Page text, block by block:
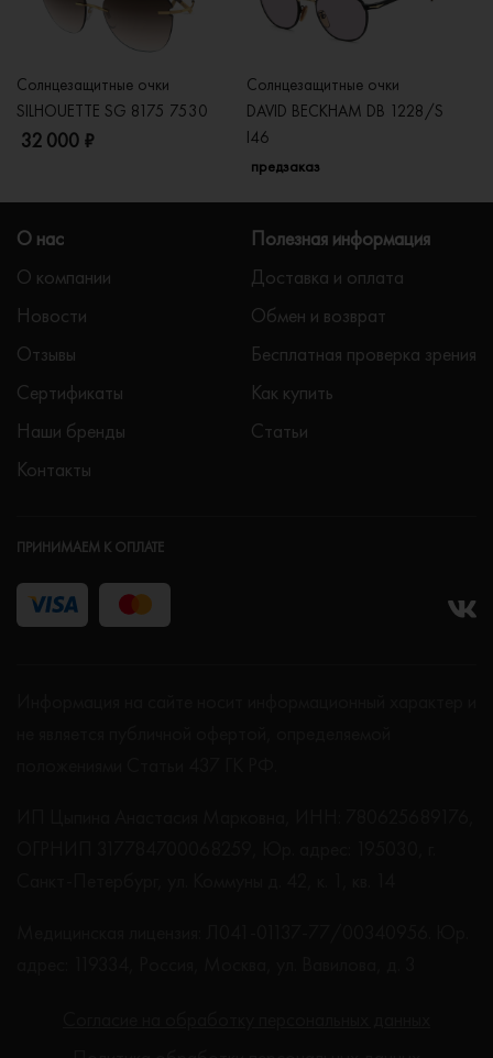
Солнцезащитные очки
SILHOUETTE SG 8175 7530
32 000 ₽
Солнцезащитные очки
DAVID BECKHAM DB 1228/S
I46
предзаказ
О нас
О компании
Новости
Отзывы
Сертификаты
Наши бренды
Контакты
Полезная информация
Доставка и оплата
Обмен и возврат
Бесплатная проверка зрения
Как купить
Статьи
ПРИНИМАЕМ К ОПЛАТЕ